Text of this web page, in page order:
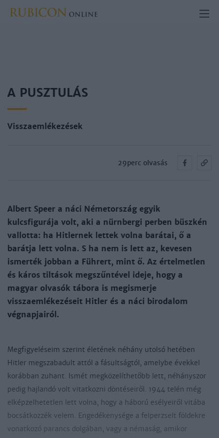
A PUSZTULÁS
Visszaemlékezések
29perc olvasás
Albert Speer a náci Németország egyik
kulcsfigurája volt, aki a nürnbergi perben büszkén
vallotta: ha Hitlernek lettek volna barátai, ő a
barátja lett volna. S ha nem is lett az, kevesen
ismerték jobban a Führert, mint ő. Az értelmetlen
és káros tiltások megszűntével ideje, hogy a
magyar olvasók tábora is megismerje
visszaemlékezéseit Hitler és a náci birodalom
végnapjairól.
Megfigyeléseim szerint életének néhány utolsó hetében
Hitler megszabadult attól a fásultságtól, amelybe évekkel
korábban zuhant. Ismét megközelíthetőbb lett, néhányszor
pedig hajlandó volt vitatkozni döntéseiről. 1944 telén még
elképzelhetetlen lett volna, hogy a háború esélyeiről vitába
bocsátkozzék velem. Engedékenysége a felperzselt földekre
vonatkozó parancs dolgában, vagy a némaság, amikor